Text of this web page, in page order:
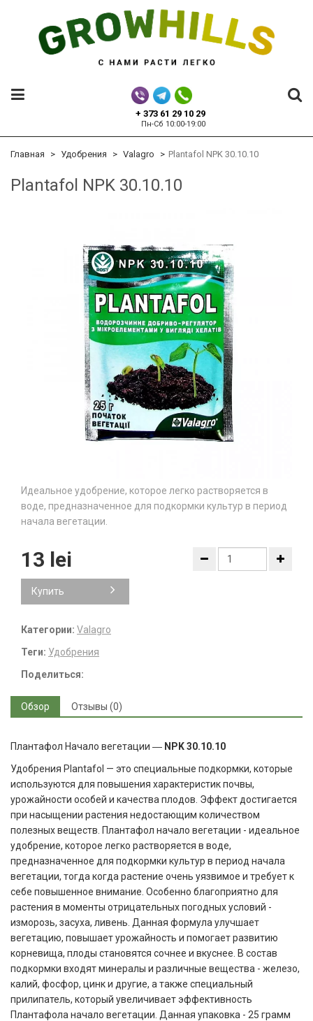
+ 373 61 29 10 29
Пн-Сб 10:00-19:00
Главная Удобрения Valagro Plantafol NPK 30.10.10
Plantafol NPK 30.10.10
Идеальное удобрение, которое легко растворяется в
воде, предназначенное для подкормки культур в период
начала вегетации.
13 lei
Купить
Категории: Valagro
Теги: Удобрения
Поделиться:
Обзор Отзывы (0)
Плантафол Начало вегетации ― NPK 30.10.10
Удобрения Plantafol — это специальные подкормки, которые
используются для повышения характеристик почвы,
урожайности особей и качества плодов. Эффект достигается
при насыщении растения недостающим количеством
полезных веществ. Плантафол начало вегетации - идеальное
удобрение, которое легко растворяется в воде,
предназначенное для подкормки культур в период начала
вегетации, тогда когда растение очень уязвимое и требует к
себе повышенное внимание. Особенно благоприятно для
растения в моменты отрицательных погодных условий -
изморозь, засуха, ливень. Данная формула улучшает
вегетацию, повышает урожайность и помогает развитию
корневища, плоды становятся сочнее и вкуснее. В состав
подкормки входят минералы и различные вещества - железо,
калий, фосфор, цинк и другие, а также специальный
прилипатель, который увеличивает эффективность
Плантафола начало вегетации. Данная упаковка - 25 грамм